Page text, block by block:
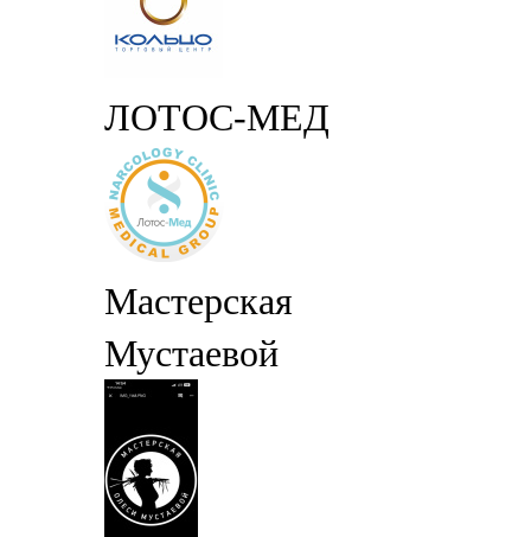
ЛОТОС-МЕД
Мастерская
Мустаевой